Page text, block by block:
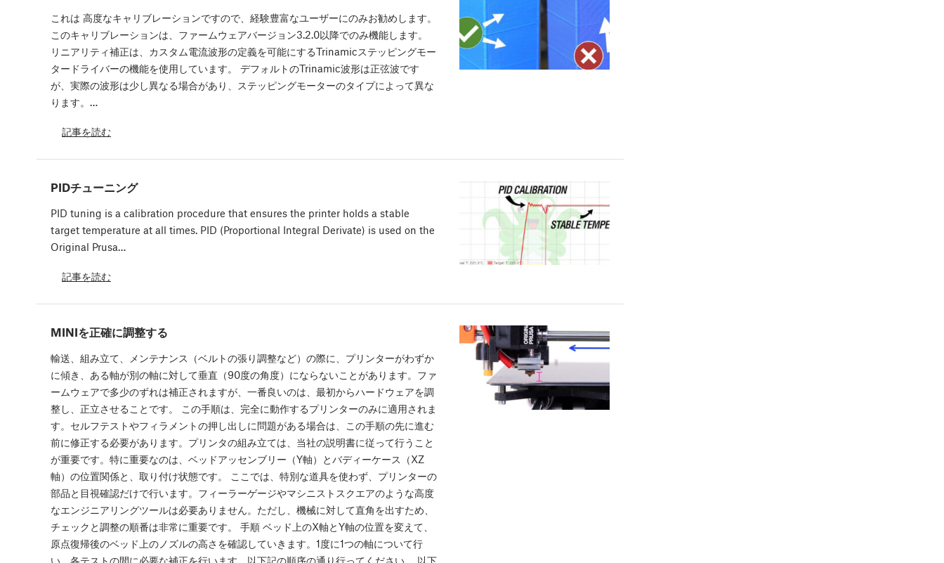
これは 高度なキャリブレーションですので、経験豊富なユーザーにのみお勧めします。
このキャリブレーションは、ファームウェアバージョン3.2.0以降でのみ機能します。
リニアリティ補正は、カスタム電流波形の定義を可能にするTrinamicステッピングモー
タードライバーの機能を使用しています。 デフォルトのTrinamic波形は正弦波です
が、実際の波形は少し異なる場合があり、ステッピングモーターのタイプによって異な
ります。…
記事を読む
PIDチューニング
PID tuning is a calibration procedure that ensures the printer holds a stable
target temperature at all times. PID (Proportional Integral Derivate) is used on the
Original Prusa…
記事を読む
MINIを正確に調整する
輸送、組み立て、メンテナンス（ベルトの張り調整など）の際に、プリンターがわずか
に傾き、ある軸が別の軸に対して垂直（90度の角度）にならないことがあります。ファ
ームウェアで多少のずれは補正されますが、一番良いのは、最初からハードウェアを調
整し、正立させることです。 この手順は、完全に動作するプリンターのみに適用されま
す。セルフテストやフィラメントの押し出しに問題がある場合は、この手順の先に進む
前に修正する必要があります。プリンタの組み立ては、当社の説明書に従って行うこと
が重要です。特に重要なのは、ベッドアッセンブリー（Y軸）とバディーケース（XZ
軸）の位置関係と、取り付け状態です。 ここでは、特別な道具を使わず、プリンターの
部品と目視確認だけで行います。フィーラーゲージやマシニストスクエアのような高度
なエンジニアリングツールは必要ありません。ただし、機械に対して直角を出すため、
チェックと調整の順番は非常に重要です。 手順 ベッド上のX軸とY軸の位置を変えて、
原点復帰後のベッド上のノズルの高さを確認していきます。1度に1つの軸について行
い、各テストの間に必要な補正を行います。以下記の順序の通り行ってください。 以下